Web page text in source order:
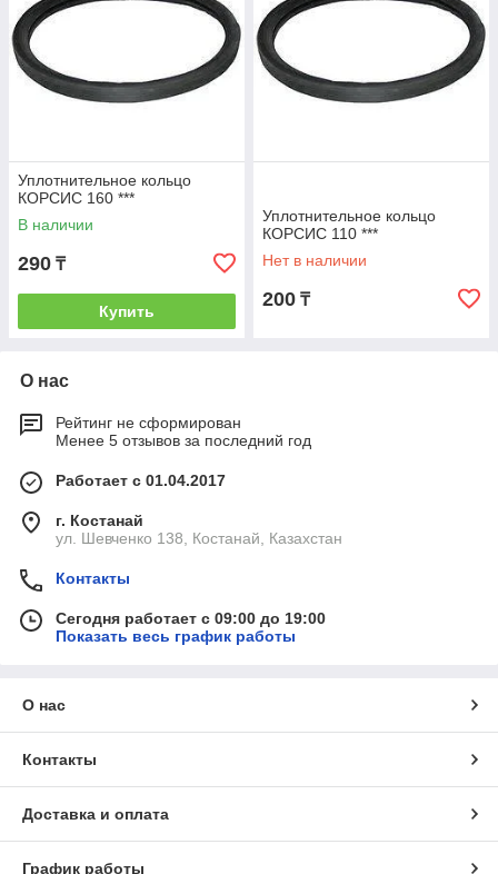
Уплотнительное кольцо
КОРСИС 160 ***
В наличии
290 ₸
Купить
Уплотнительное кольцо
КОРСИС 110 ***
Нет в наличии
200 ₸
О нас
Рейтинг не сформирован
Менее 5 отзывов за последний год
Работает с 01.04.2017
г. Костанай
ул. Шевченко 138, Костанай, Казахстан
Контакты
Сегодня работает с 09:00 до 19:00
Показать весь график работы
О нас
Контакты
Доставка и оплата
График работы